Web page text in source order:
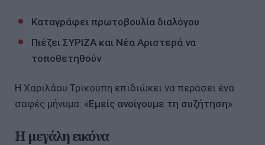
Καταγράφει πρωτοβουλία διαλόγου
Πιέζει ΣΥΡΙΖΑ και Νέα Αριστερά να
τοποθετηθούν
Η Χαριλάου Τρικούπη επιδιώκει να περάσει ένα
σαφές μήνυμα: «Εμείς ανοίγουμε τη συζήτηση»
Η μεγάλη εικόνα